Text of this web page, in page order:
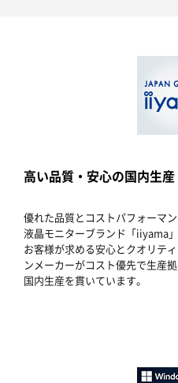
高い品質・安心の国内生産
優れた品質とコストパフォーマ
液晶モニターブランド「iiyama
お客様が求める安心とクオリテ
ンメーカーがコスト優先で生産
国内生産を貫いています。